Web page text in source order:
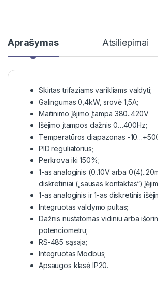
Aprašymas Atsiliepimai
Skirtas trifaziams varikliams valdyti;
Galingumas 0,4kW, srovė 1,5A;
Maitinimo įėjimo įtampa 380..420V
Išėjimo įtampos dažnis 0…400Hz;
Temperatūros diapazonas -
PID reguliatorius;
Perkrova iki 150%;
1-as analoginis (0..10V arba
diskretiniai („sausas kontaktas“)
1-as analoginis ir 1-as diskretinis
Integruotas valdymo pultas;
Dažnis nustatomas vidiniu arba
potenciometru;
RS-485 sąsaja;
Integruotas Modbus;
Apsaugos klasė IP20.